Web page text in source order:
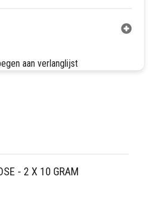
aan verlanglijst
- 2 X 10 GRAM